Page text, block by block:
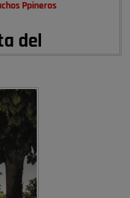
Ppineros
del
, pero yo si desde
de la
con hijos y no